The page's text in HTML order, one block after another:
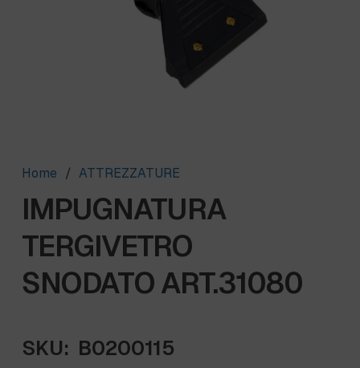
Home / ATTREZZATURE
IMPUGNATURA
TERGIVETRO
SNODATO ART.31080
SKU: B0200115